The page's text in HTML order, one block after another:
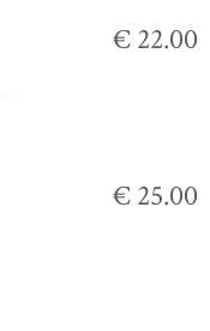
€ 22.00
€ 25.00